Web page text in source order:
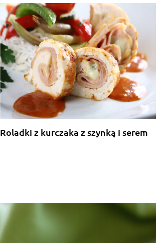
Roladki z kurczaka z szynką i serem